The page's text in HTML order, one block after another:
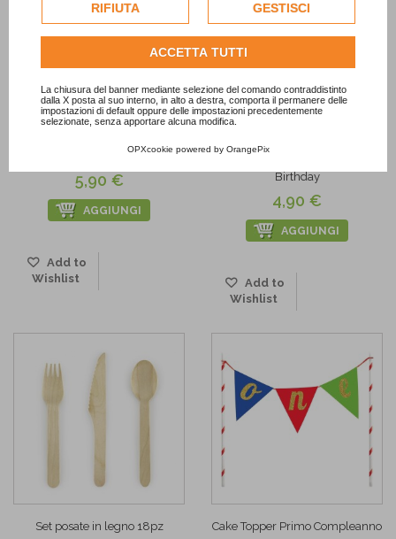
esclusivamente previa acquisizione del consenso
dell'utente.
Consulta l'informativa cookie completa.
RIFIUTA GESTISCI
ACCETTA TUTTI
La chiusura del banner mediante selezione del comando contraddistinto
dalla X posta al suo interno, in alto a destra, comporta il permanere delle
impostazioni di default oppure delle impostazioni precedentemente
selezionate, senza apportare alcuna modifica.
OPXcookie powered by OrangePix
Borsine party a righe colorate
5,90 €
AGGIUNGI
Add to
Wishlist
Palloncini con coriandoli Happy
Birthday
4,90 €
AGGIUNGI
Add to
Wishlist
Set posate in legno 18pz
Cake Topper Primo Compleanno